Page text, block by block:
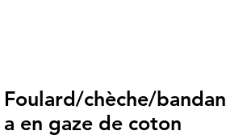
Foulard/chèche/bandan
a en gaze de coton